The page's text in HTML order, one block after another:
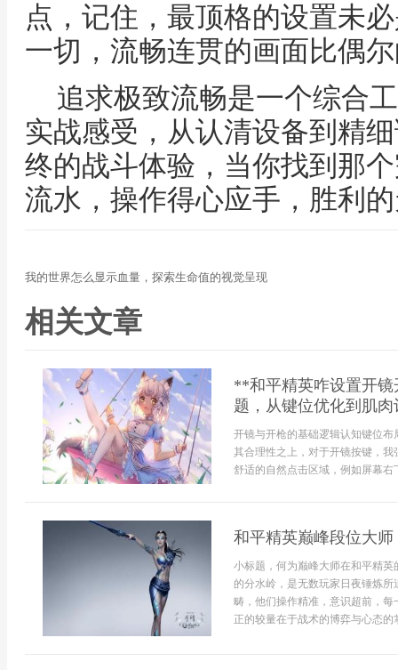
点，记住，最顶格的设置未
一切，流畅连贯的画面比偶
追求极致流畅是一个综合
实战感受，从认清设备到精
终的战斗体验，当你找到那
流水，操作得心应手，胜利
我的世界怎么显示血量，探索生命值的视觉呈现
相关文章
**和平精英咋设置开
题，从键位优化到肌
开镜与开枪的基础逻辑认知键位
其合理性之上，对于开镜按键，
舒适的自然点击区域，例如屏幕
和平精英巅峰段位大
小标题，何为巅峰大师在和平精
的分水岭，是无数玩家日夜锤炼
畴，他们操作精准，意识超前，
正的较量在于战术的博弈与心态的